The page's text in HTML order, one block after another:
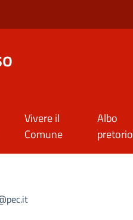
Vivere il
Comune
Albo
pretorio